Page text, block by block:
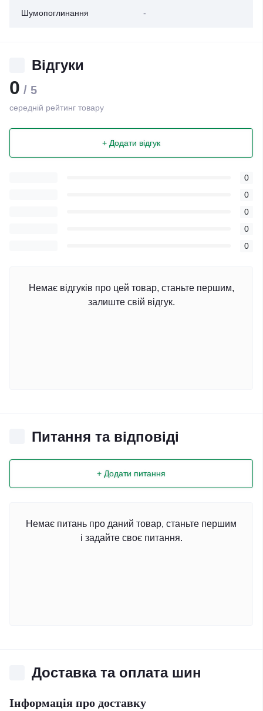
Шумопоглинання -
Відгуки
0 / 5
середній рейтинг товару
+ Додати відгук
0
0
0
0
0
Немає відгуків про цей товар, станьте першим,
залиште свій відгук.
Питання та відповіді
+ Додати питання
Немає питань про даний товар, станьте першим
і задайте своє питання.
Доставка та оплата шин
Інформація про доставку